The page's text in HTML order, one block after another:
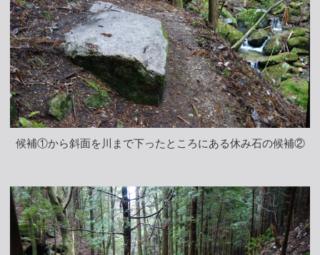
候補①から斜面を川まで下ったところにある休み石の候補②